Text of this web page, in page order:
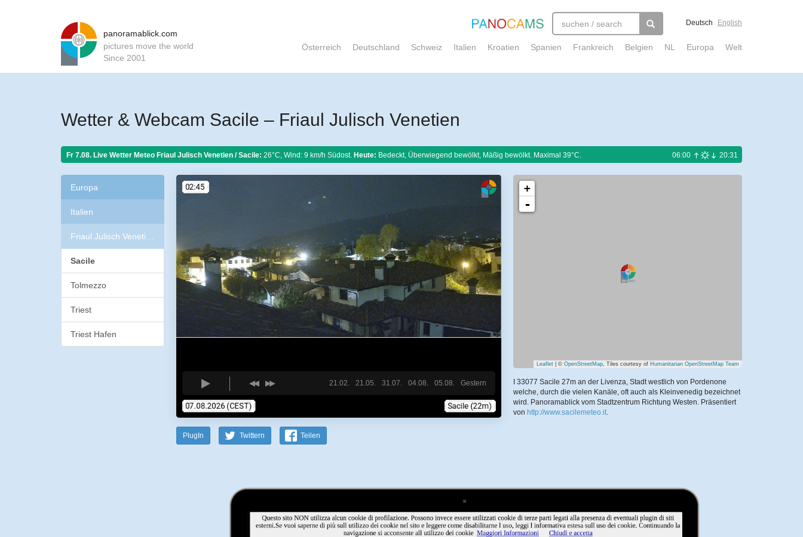
panoramablick.com
pictures move the world
Since 2001
Deutsch English
Österreich Deutschland Schweiz Italien Kroatien Spanien Frankreich Belgien NL Europa Welt
Wetter & Webcam Sacile – Friaul Julisch Venetien
Fr 7.08. Live Wetter Meteo Friaul Julisch Venetien / Sacile: 26°C, Wind: 9 km/h Südost. Heute: Bedeckt, Überwiegend bewölkt, Mäßig bewölkt. Maximal 39°C. 06:00 20:31
Europa
Italien
Sacile
Tolmezzo
Triest
Triest Hafen
Gestern
05.08.
04.08.
31.07.
21.05.
21.02.
+
-
Leaflet| © OpenStreetMap, Tiles courtesy of Humanitarian OpenStreetMap Team
I 33077 Sacile 27m an der Livenza, Stadt westlich von Pordenone
welche, durch die vielen Kanäle, oft auch als Kleinvenedig bezeichnet
wird. Panoramablick vom Stadtzentrum Richtung Westen. Präsentiert
von http://www.sacilemeteo.it.
PlugIn Twittern Teilen